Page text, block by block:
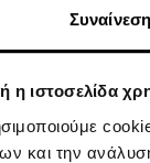
Συναίνεση
η ιστοσελίδα
και την